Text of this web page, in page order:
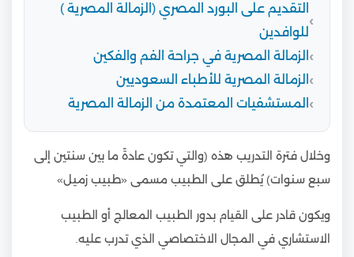
التقديم على البورد المصري (الزمالة المصرية )
للوافدين
الزمالة المصرية في جراحة الفم والفكين
الزمالة المصرية للأطباء السعوديين
المستشفيات المعتمدة من الزمالة المصرية
وخلال فترة التدريب هذه (والتي تكون عادةً ما بين سنتين إلى
سبع سنوات) يُطلق على الطبيب مسمى «طبيب زميل»
ويكون قادر على القيام بدور الطبيب المعالج أو الطبيب
الاستشاري في المجال الاختصاصي الذي تدرب عليه.